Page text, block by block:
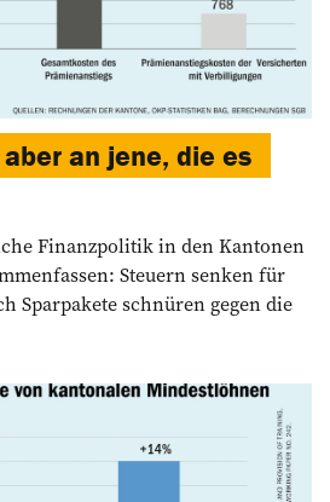
an jene, die es
Finanzpolitik in den Kantonen
Steuern senken für
Sparpakete schnüren gegen die